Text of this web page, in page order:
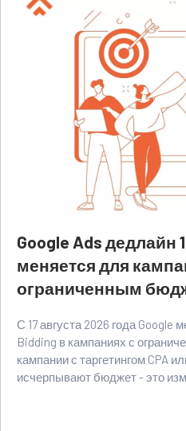
Google Ads дедлайн
меняется для
ограниченным
С 17 августа 2026 года Google
Bidding в кампаниях с
кампании с таргетингом CPA
исчерпывают бюджет - это